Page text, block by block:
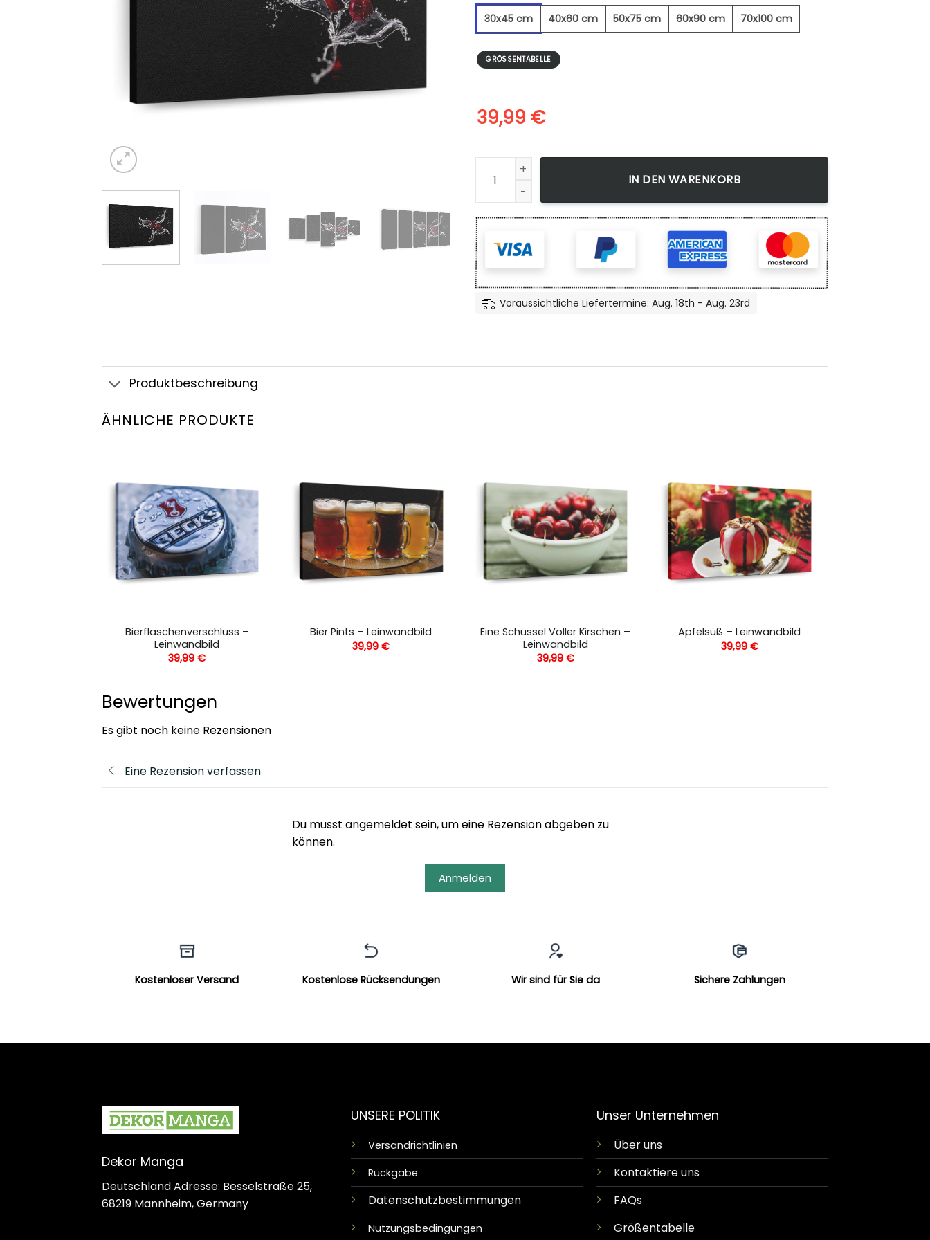
30x45 cm
40x60 cm 50x75 cm 60x90 cm 70x100 cm
GRÖSSENTABELLE
39,99 €
Kirschen 2 - Leinwandbild Menge
IN DEN WARENKORB
Voraussichtliche Liefertermine: Aug. 18th - Aug. 23rd
Produktbeschreibung
ÄHNLICHE PRODUKTE
Bierflaschenverschluss –
Leinwandbild
39,99€
Bier Pints – Leinwandbild
39,99€
Eine Schüssel Voller Kirschen –
Leinwandbild
39,99 €
Apfelsüß – Leinwandbild
39,99 €
Bewertungen
Es gibt noch keine Rezensionen
Eine Rezension verfassen
Du musst angemeldet sein, um eine Rezension abgeben zu
können.
Anmelden
Kostenloser Versand Kostenlose Rücksendungen Wir sind für Sie da Sichere Zahlungen
Dekor Manga
Deutschland Adresse: Besselstraße 25,
68219 Mannheim, Germany
UNSERE POLITIK
Versandrichtlinien
Rückgabe
Datenschutzbestimmungen
Nutzungsbedingungen
Unser Unternehmen
Über uns
Kontaktiere uns
FAQs
Größentabelle